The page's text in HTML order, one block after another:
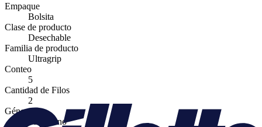
Empaque
Bolsita
Clase de producto
Desechable
Familia de producto
Ultragrip
Conteo
5
Cantidad de Filos
2
Género
Masculino